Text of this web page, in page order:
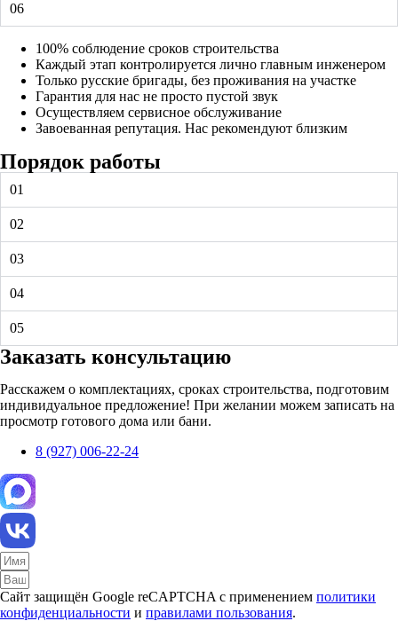
06
100% соблюдение сроков строительства
Каждый этап контролируется лично главным инженером
Только русские бригады, без проживания на участке
Гарантия для нас не просто пустой звук
Осуществляем сервисное обслуживание
Завоеванная репутация. Нас рекомендуют близким
Порядок работы
01
02
03
04
05
Заказать консультацию
Расскажем о комплектациях, сроках строительства, подготовим
индивидуальное предложение! При желании можем записать на
просмотр готового дома или бани.
8 (927) 006-22-24
Сайт защищён Google reCAPTCHA с применением политики
конфиденциальности и правилами пользования.